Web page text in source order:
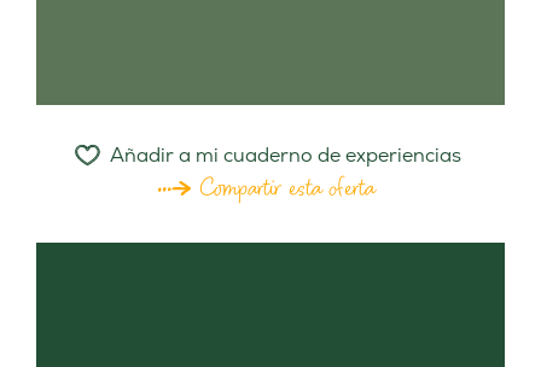
Añadir a mi cuaderno de experiencias
Compartir esta oferta